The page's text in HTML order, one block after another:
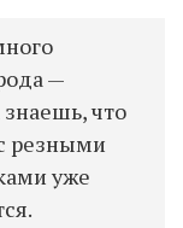
—
знаешь, что
резными
уже